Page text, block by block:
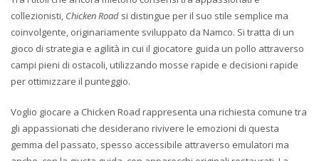
collezionisti, Chicken Road si distingue per il suo stile semplice ma
coinvolgente, originariamente sviluppato da Namco. Si tratta di un
gioco di strategia e agilità in cui il giocatore guida un pollo attraverso
campi pieni di ostacoli, utilizzando mosse rapide e decisioni rapide
per ottimizzare il punteggio.
Voglio giocare a Chicken Road rappresenta una richiesta comune tra
gli appassionati che desiderano rivivere le emozioni di questa
gemma del passato, spesso accessibile attraverso emulatori ma